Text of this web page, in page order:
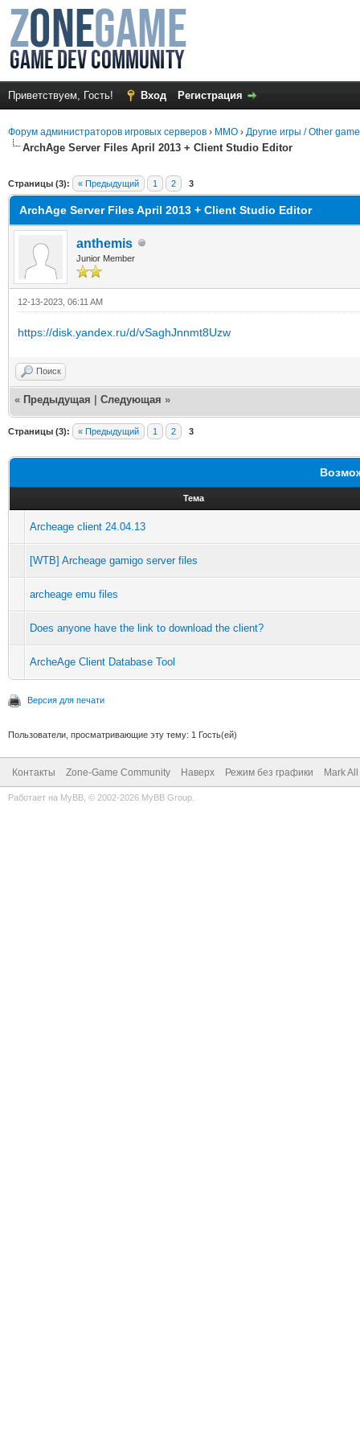
Приветствуем, Гость! Вход Регистрация
Форум администраторов игровых серверов › MMO › Другие игры / Other
ArchAge Server Files April 2013 + Client Studio Editor
Страницы (3): « Предыдущий 1 2 3
ArchAge Server Files April 2013 + Client Studio Editor
anthemis
Junior Member
12-13-2023, 06:11 AM
https://disk.yandex.ru/d/vSaghJnnmt8Uzw
Поиск
« Предыдущая Следующая »
Страницы (3): « Предыдущий 1 2 3
Тема
Archeage client 24.04.13
[WTB] Archeage gamigo server files
archeage emu files
Does anyone have the link to download the client?
ArcheAge Client Database Tool
Версия для печати
Пользователи, просматривающие эту тему: 1 Гость(ей)
Контакты Zone-Game Community Наверх Режим без графики Mark
Работает на MyBB , © 2002-2026 MyBB Group